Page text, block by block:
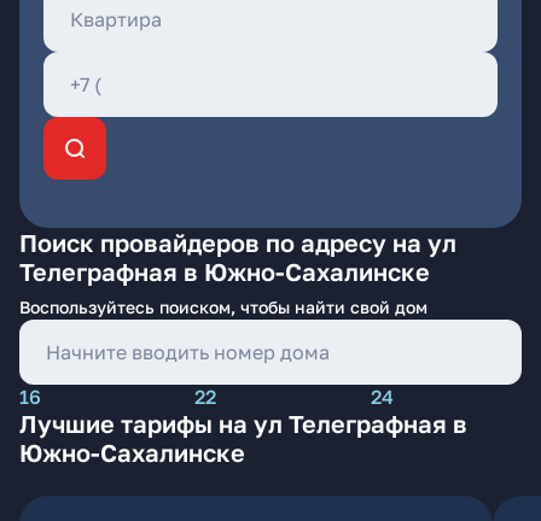
Поиск провайдеров по адресу на ул
Телеграфная в Южно-Сахалинске
Воспользуйтесь поиском, чтобы найти свой дом
16 22 24
Лучшие тарифы на ул Телеграфная в
Южно-Сахалинске